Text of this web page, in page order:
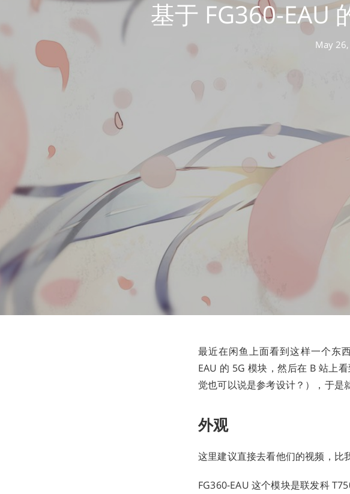
基于 FG360-EAU
May
最近在闲鱼上面看到这样一个东
EAU 的 5G 模块，然后在 B 站上
觉也可以说是参考设计？），于是
外观
这里建议直接去看他们的视频，比
FG360-EAU 这个模块是联发科